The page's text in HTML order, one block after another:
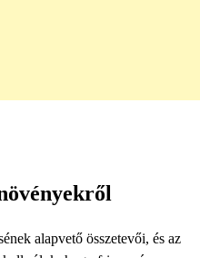
alapvető összetevői, és az